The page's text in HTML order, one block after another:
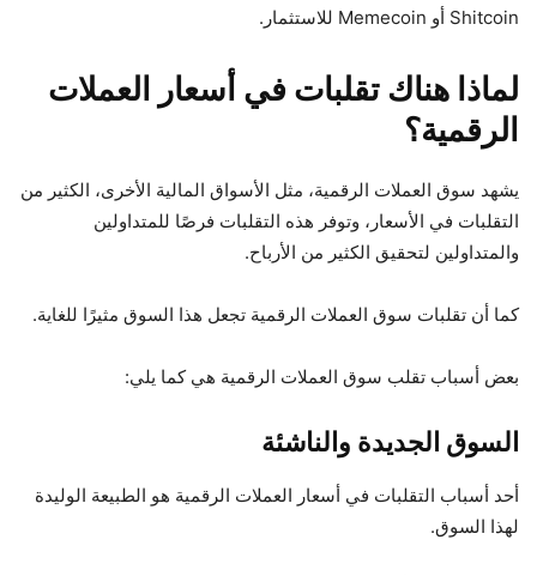
Shitcoin أو Memecoin للاستثمار.
لماذا هناك تقلبات في أسعار العملات
الرقمية؟
يشهد سوق العملات الرقمية، مثل الأسواق المالية الأخرى، الكثير من
التقلبات في الأسعار، وتوفر هذه التقلبات فرصًا للمتداولين
والمتداولين لتحقيق الكثير من الأرباح.
كما أن تقلبات سوق العملات الرقمية تجعل هذا السوق مثيرًا للغاية.
بعض أسباب تقلب سوق العملات الرقمية هي كما يلي:
السوق الجديدة والناشئة
أحد أسباب التقلبات في أسعار العملات الرقمية هو الطبيعة الوليدة
لهذا السوق.